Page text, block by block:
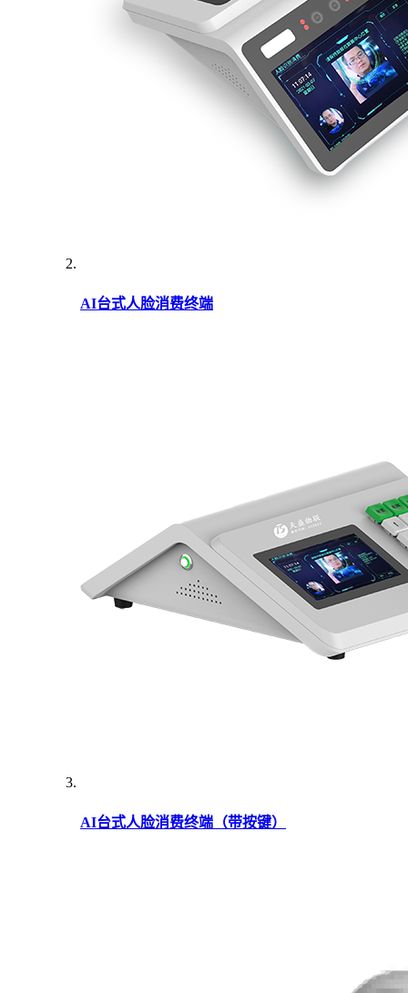
AI台式人脸消费终端
AI台式人脸消费终端（带按键）